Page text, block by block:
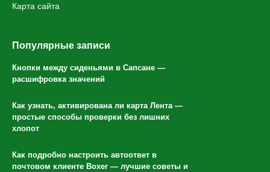
Карта сайта
Популярные записи
Кнопки между сиденьями в Сапсане —
расшифровка значений
Как узнать, активирована ли карта Лента —
простые способы проверки без лишних
хлопот
Как подробно настроить автоответ в
почтовом клиенте Boxer — лучшие советы и